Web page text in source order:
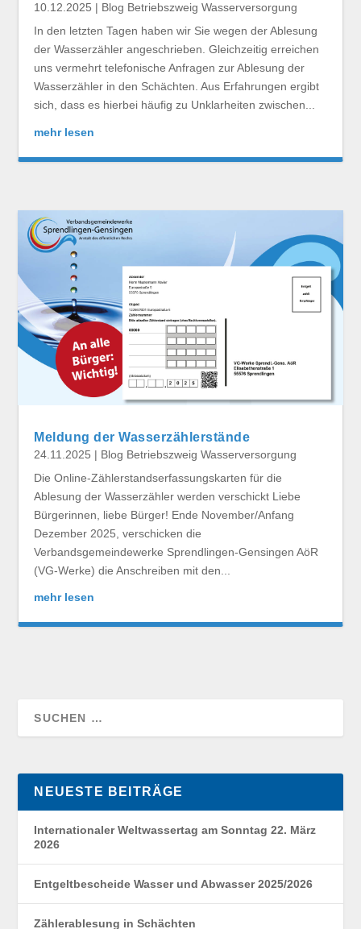
10.12.2025 | Blog Betriebszweig Wasserversorgung
In den letzten Tagen haben wir Sie wegen der Ablesung
der Wasserzähler angeschrieben. Gleichzeitig erreichen
uns vermehrt telefonische Anfragen zur Ablesung der
Wasserzähler in den Schächten. Aus Erfahrungen ergibt
sich, dass es hierbei häufig zu Unklarheiten zwischen...
mehr lesen
Meldung der Wasserzählerstände
24.11.2025 | Blog Betriebszweig Wasserversorgung
Die Online-Zählerstandserfassungskarten für die
Ablesung der Wasserzähler werden verschickt Liebe
Bürgerinnen, liebe Bürger! Ende November/Anfang
Dezember 2025, verschicken die
Verbandsgemeindewerke Sprendlingen-Gensingen AöR
(VG-Werke) die Anschreiben mit den...
mehr lesen
NEUESTE BEITRÄGE
Internationaler Weltwassertag am Sonntag 22. März
2026
Entgeltbescheide Wasser und Abwasser 2025/2026
Zählerablesung in Schächten